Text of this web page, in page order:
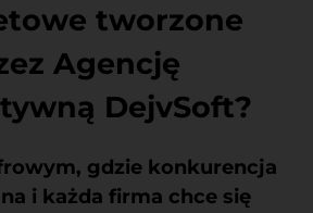
tworzone
Agencję
DejvSoft?
gdzie konkurencja
i każda firma chce się